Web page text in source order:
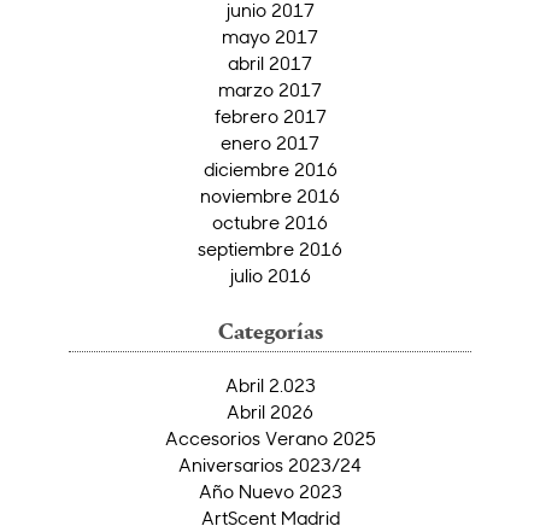
junio 2017
mayo 2017
abril 2017
marzo 2017
febrero 2017
enero 2017
diciembre 2016
noviembre 2016
octubre 2016
septiembre 2016
julio 2016
Categorías
Abril 2.023
Abril 2026
Accesorios Verano 2025
Aniversarios 2023/24
Año Nuevo 2023
ArtScent Madrid